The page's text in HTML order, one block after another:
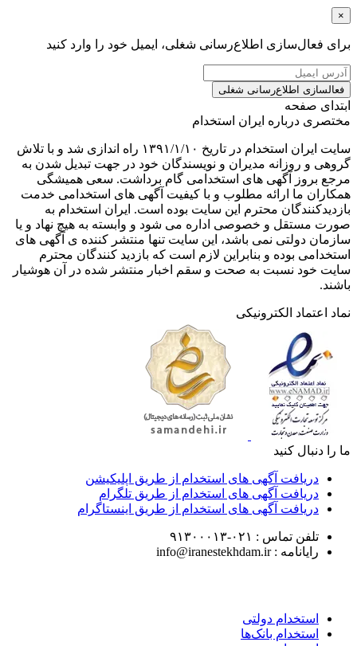
×
برای فعال‌سازی اطلاع‌رسانی شغلی، ایمیل خود را وارد کنید
فعالسازی اطلاع‌رسانی شغلی
ابتدای صفحه
مختصری درباره ایران استخدام
سایت ایران استخدام در تاریخ ۱۳۹۱/۱/۱۰ راه اندازی شد و با تلاش
گروهی و روزانه مدیران و نویسندگان خود در جهت تبدیل شدن به
مرجع بروز آگهی های استخدامی گام برداشت. سعی همیشگی
همکاران ما ارائه مطلوب و با کیفیت آگهی های استخدامی خدمت
بازدیدکنندگان محترم این سایت بوده است. ایران استخدام به
صورت مستقل و خصوصی اداره می شود و وابسته به هیچ نهاد و یا
سازمان دولتی نمی باشد، این سایت تنها منتشر کننده ی آگهی های
استخدامی بوده و بنابراین لازم است که بازدید کنندگان محترم
سایت خود نسبت به صحت و سقم اخبار منتشر شده در آن هوشیار
باشند.
نماد اعتماد الکترونیکی
ما را دنبال کنید
دریافت آگهی های استخدام از طریق اپلیکیشن
دریافت آگهی های استخدام از طریق تلگرام
دریافت آگهی های استخدام از طریق اینستاگرام
تلفن تماس : ۰۲۱-۹۱۳۰۰۰۱۳
رایانامه :info@iranestekhdam.ir
استخدام دولتی
استخدام بانک‌ها